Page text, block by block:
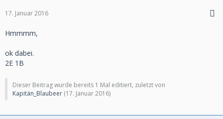
17. Januar 2016
Hmmmm,
ok dabei.
2E 1B
Dieser Beitrag wurde bereits 1 Mal editiert, zuletzt von
Kapitän_Blaubeer (17. Januar 2016)